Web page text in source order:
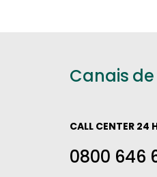
Canais
CALL CENTER 24
0800 646